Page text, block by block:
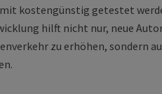
kostengünstig getestet
hilft nicht nur, neue
zu erhöhen, sondern